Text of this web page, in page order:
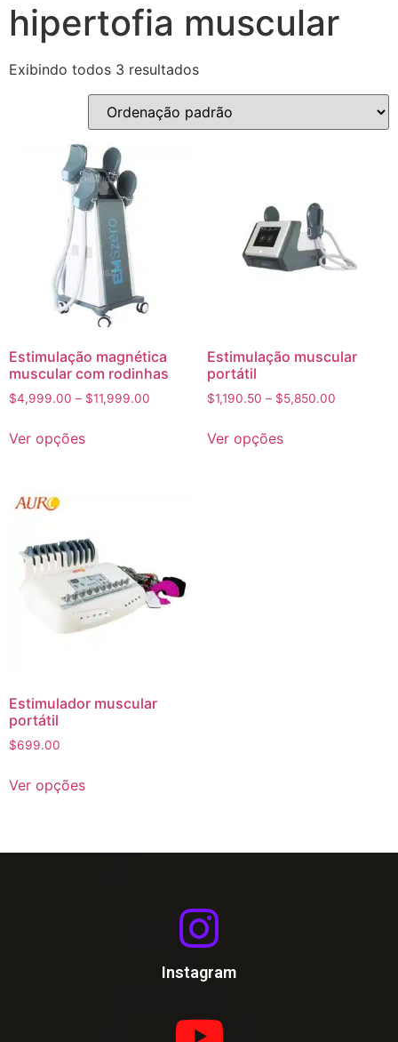
hipertofia muscular
Exibindo todos 3 resultados
Estimulação magnética
muscular com rodinhas
$4,999.00 – $11,999.00
Ver opções
Estimulação muscular
portátil
$1,190.50 – $5,850.00
Ver opções
Estimulador muscular
portátil
$699.00
Ver opções
Instagram